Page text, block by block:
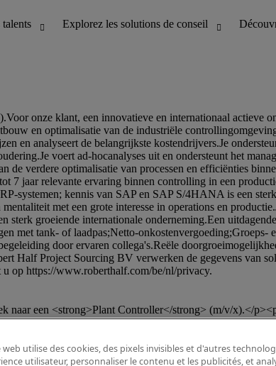
in regio <strong>Lokeren</strong>.</
SAP S/4HANA.</li><li>Je analyseert de
li><li>Je ondersteunt bij kostprijsberekeningen van
uit en ondersteunt het management met financiële
web utilise des cookies, des pixels invisibles et d'autres
utilisateur, personnaliser le contenu et les publicités, et